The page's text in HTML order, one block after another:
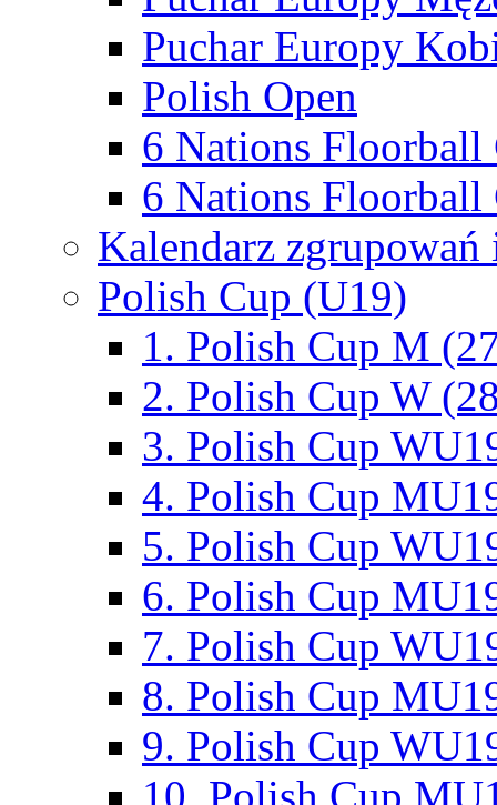
Puchar Europy
Polish Open
6 Nations Floorball
6 Nations Floorball
Kalendarz
Polish Cup (U19)
1. Polish Cup M
2. Polish Cup W
3. Polish Cup
4. Polish Cup
5. Polish Cup
6. Polish Cup
7. Polish Cup
8. Polish Cup
9. Polish Cup
10. Polish Cup